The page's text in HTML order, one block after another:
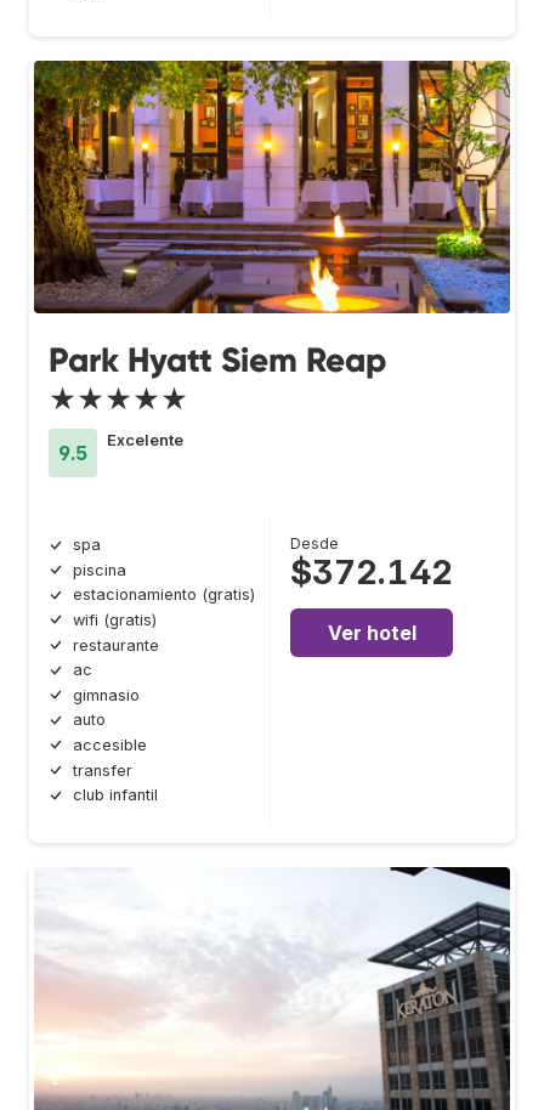
Park Hyatt Siem Reap
★★★★★
9.5
Excelente
spa
piscina
estacionamiento (gratis)
wifi (gratis)
restaurante
ac
gimnasio
auto
accesible
transfer
club infantil
Desde
$372.142
Ver hotel